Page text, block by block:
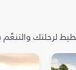
لرحلتك والتنعّم